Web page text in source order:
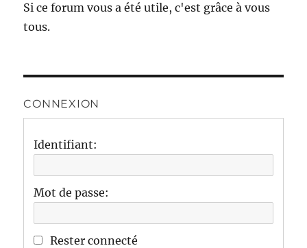
Si ce forum vous a été utile, c'est grâce à vous
tous.
CONNEXION
Identifiant:
Mot de passe:
Rester connecté